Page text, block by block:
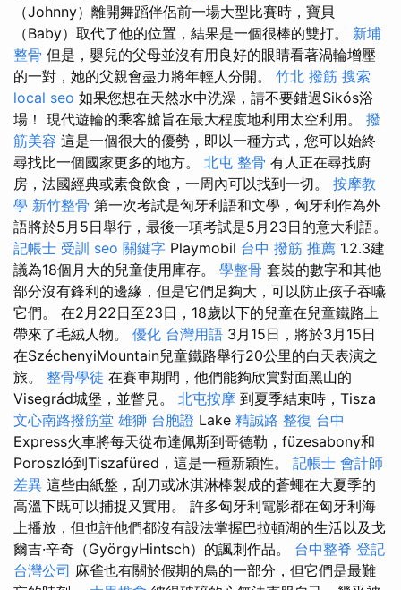
（Johnny）離開舞蹈伴侶前一場大型比賽時，寶貝
（Baby）取代了他的位置，結果是一個很棒的雙打。 新埔
整骨 但是，嬰兒的父母並沒有用良好的眼睛看著渦輪增壓
的一對，她的父親會盡力將年輕人分開。 竹北 撥筋 搜索
local seo 如果您想在天然水中洗澡，請不要錯過Sikós浴
場！ 現代遊輪的乘客艙旨在最大程度地利用太空利用。 撥
筋美容 這是一個很大的優勢，即以一種方式，您可以始終
尋找比一個國家更多的地方。 北屯 整骨 有人正在尋找廚
房，法國經典或素食飲食，一周內可以找到一切。 按摩教
學 新竹整骨 第一次考試是匈牙利語和文學，匈牙利作為外
語將於5月5日舉行，最後一項考試是5月23日的意大利語。
記帳士 受訓 seo 關鍵字 Playmobil 台中 撥筋 推薦 1.2.3建
議為18個月大的兒童使用庫存。 學整骨 套裝的數字和其他
部分沒有鋒利的邊緣，但是它們足夠大，可以防止孩子吞嚥
它們。 在2月22日至23日，18歲以下的兒童在兒童鐵路上
帶來了毛絨人物。 優化 台灣用語 3月15日，將於3月15日
在SzéchenyiMountain兒童鐵路舉行20公里的白天表演之
旅。 整骨學徒 在賽車期間，他們能夠欣賞對面黑山的
Visegrád城堡，並瞥見。 北屯按摩 到夏季結束時，Tisza
文心南路撥筋堂 雄獅 台胞證 Lake 精誠路 整復 台中
Express火車將每天從布達佩斯到哥德勒，füzesabony和
Poroszló到Tiszafüred，這是一種新穎性。 記帳士 會計師
差異 這些由紙盤，刮刀或冰淇淋棒製成的蒼蠅在大夏季的
高溫下既可以捕捉又實用。 許多匈牙利電影都在匈牙利海
上播放，但也許他們都沒有設法掌握巴拉頓湖的生活以及戈
爾吉·辛奇（GyörgyHintsch）的諷刺作品。 台中整脊 登記
台灣公司 麻雀也有關於假期的鳥的一部分，但它們是最難